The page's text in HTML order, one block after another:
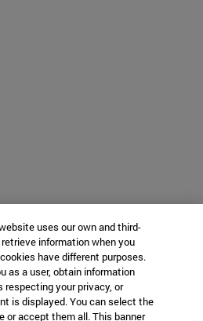
uses our own and third-
information when you
have different purposes.
as a user, obtain information
respecting your privacy, or
is displayed. You can select the
or accept them all. This banner